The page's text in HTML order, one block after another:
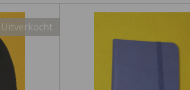
Uitverkocht